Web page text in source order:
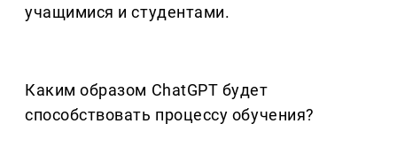
учащимися и студентами.
Каким образом ChatGPT будет
способствовать процессу обучения?